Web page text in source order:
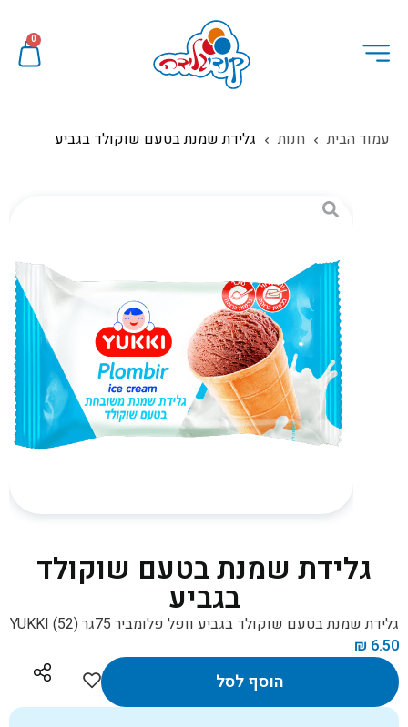
0
עמוד הבית חנות גלידת שמנת בטעם שוקולד בגביע
גלידת שמנת בטעם שוקולד
בגביע
גלידת שמנת בטעם שוקולד בגביע וופל פלומביר 75גר YUKKI (52)
₪ 6.50
הוסף לסל